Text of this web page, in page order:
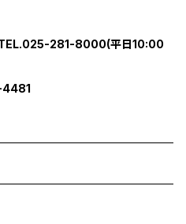
281-8000(平日10:00